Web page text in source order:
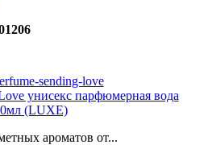
унисекс парфюмерная вода
(LUXE)
ароматов от...